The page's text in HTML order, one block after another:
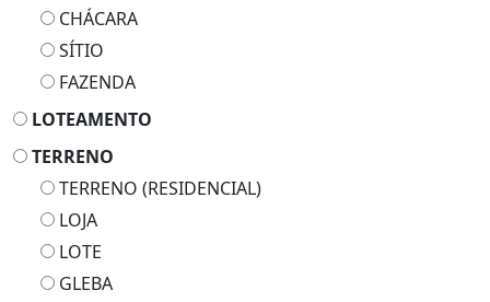
CHÁCARA
SÍTIO
FAZENDA
LOTEAMENTO
TERRENO
TERRENO (RESIDENCIAL)
LOJA
LOTE
GLEBA